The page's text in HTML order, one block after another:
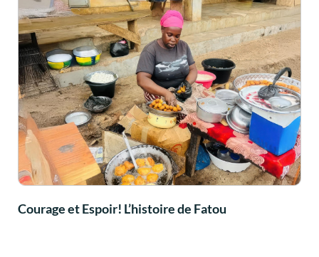
Courage et Espoir! L’histoire de Fatou